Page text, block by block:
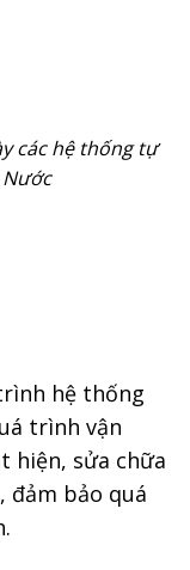
các hệ thống tự
hệ thống
trình vận
hiện, sửa chữa
đảm bảo quá